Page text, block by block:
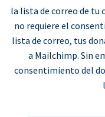
la lista de correo de tu
no requiere el
lista de correo, tus
a Mailchimp. Sin
consentimiento del